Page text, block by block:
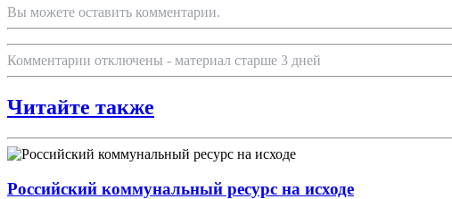
Вы можете оставить комментарии.
Комментарии отключены - материал старше 3 дней
Читайте также
Российский коммунальный ресурс на исходе